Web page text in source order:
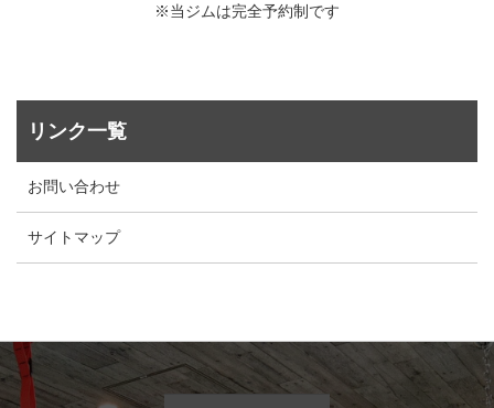
※当ジムは完全予約制です
リンク一覧
お問い合わせ
サイトマップ